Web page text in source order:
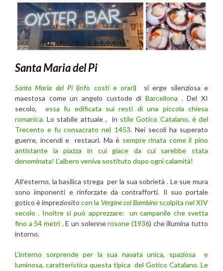
Santa Maria del Pi
Santa Maria del Pi (info costi e orari) si erge silenziosa e
maestosa come un angelo custode di Barcellona . Del XI
secolo,
essa fu edificata sui resti di una piccola chiesa
romanica. Lo stabile attuale , in stile Gotico Catalano, è del
Trecento e fu consacrato nel 1453. Nei secoli ha superato
guerre, incendi e restauri. Ma è sempre rinata come il pino
antistante la piazza in cui giace da cui sarebbe stata
denominata! L’albero veniva sostituto dopo ogni calamità!
All’esterno, la basilica strega per la sua sobrietà . Le sue mura
sono imponenti e rinforzate da contrafforti. Il suo portale
gotico è impreziositocon la Vergine col Bambino scolpita nel XIV
secolo . Inoltre si può apprezzare: un campanile che svetta
fino a 54 metri . E un solennerosone (1936) che illumina tutto
intorno.
L’interno sorprende per la sua navata unica, spaziosa e
luminosa, caratteristica questa tipica del Gotico Catalano. Le